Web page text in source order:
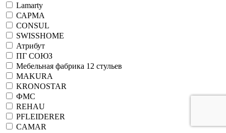
Lamarty
САРМА
CONSUL
SWISSHOME
Атрибут
ПГ СОЮЗ
Мебельная фабрика 12 стульев
MAKURA
KRONOSTAR
ФМС
REHAU
PFLEIDERER
CAMAR